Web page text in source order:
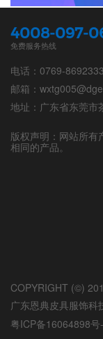
电话：0769-
邮箱：
地址：广东省东莞市
版权声明：网站所有
相同的产品。
4008-097-
免费服务热线
COPYRIGHT (©)
广东恩典皮具服饰科
粤ICP备16064898号